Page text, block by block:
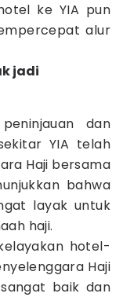
ke YIA pun
alur
jadi
dan
YIA telah
Haji bersama
bahwa
layak untuk
haji.
hotel-
Haji
sangat baik dan